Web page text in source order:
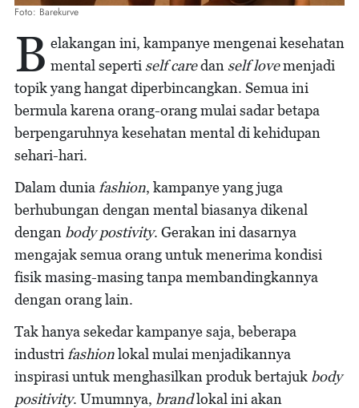
Foto: Barekurve
B elakangan ini, kampanye mengenai kesehatan
mental seperti self caredan self lovemenjadi
topik yang hangat diperbincangkan. Semua ini
bermula karena orang-orang mulai sadar betapa
berpengaruhnya kesehatan mental di kehidupan
sehari-hari.
Dalam dunia fashion, kampanye yang juga
berhubungan dengan mental biasanya dikenal
dengan body postivity. Gerakan ini dasarnya
mengajak semua orang untuk menerima kondisi
fisik masing-masing tanpa membandingkannya
dengan orang lain.
Tak hanya sekedar kampanye saja, beberapa
industri fashionlokal mulai menjadikannya
inspirasi untuk menghasilkan produk bertajuk body
positivity. Umumnya, brandlokal ini akan